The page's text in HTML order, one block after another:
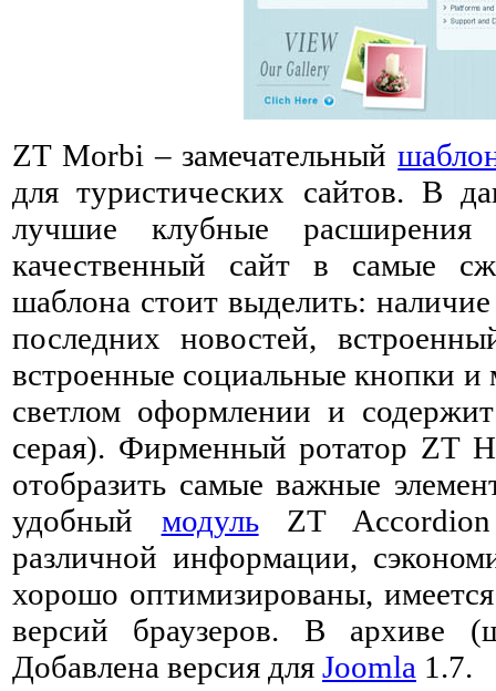
ZT Morbi – замечательный
для туристических сайтов. В
лучшие клубные расширения
качественный сайт в самые
шаблона стоит выделить:
последних новостей,
встроенные социальные кнопки и
светлом оформлении и
серая). Фирменный ротатор ZT
отобразить самые важные
удобный модульZT Accordion
различной информации,
хорошо оптимизированы,
версий браузеров. В архиве
Добавлена версия для Joomla 1.7.